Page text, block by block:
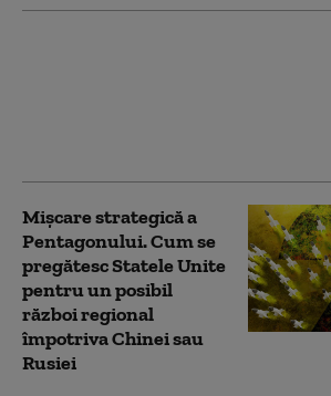
Mișcare strategică a
Pentagonului. Cum se
pregătesc Statele Unite
pentru un posibil
război regional
împotriva Chinei sau
Rusiei